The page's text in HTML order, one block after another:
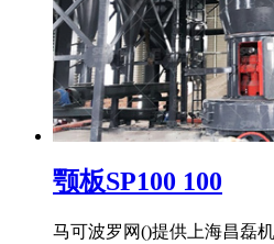
颚板SP100 100
马可波罗网()提供上海昌磊